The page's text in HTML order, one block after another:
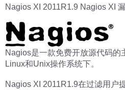
Nagios XI 2011R1.9 Nagios XI
Nagios是一款免费开放源代码
Linux和Unix操作系统下。
Nagios XI 2011R1.9在过滤用户